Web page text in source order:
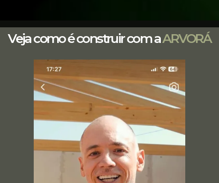
Veja como é construir com aARVORÁ